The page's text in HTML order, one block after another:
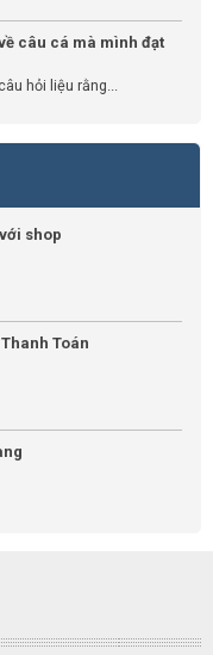
câu cá mà mình đạt
hỏi liệu rằng...
shop
Toán